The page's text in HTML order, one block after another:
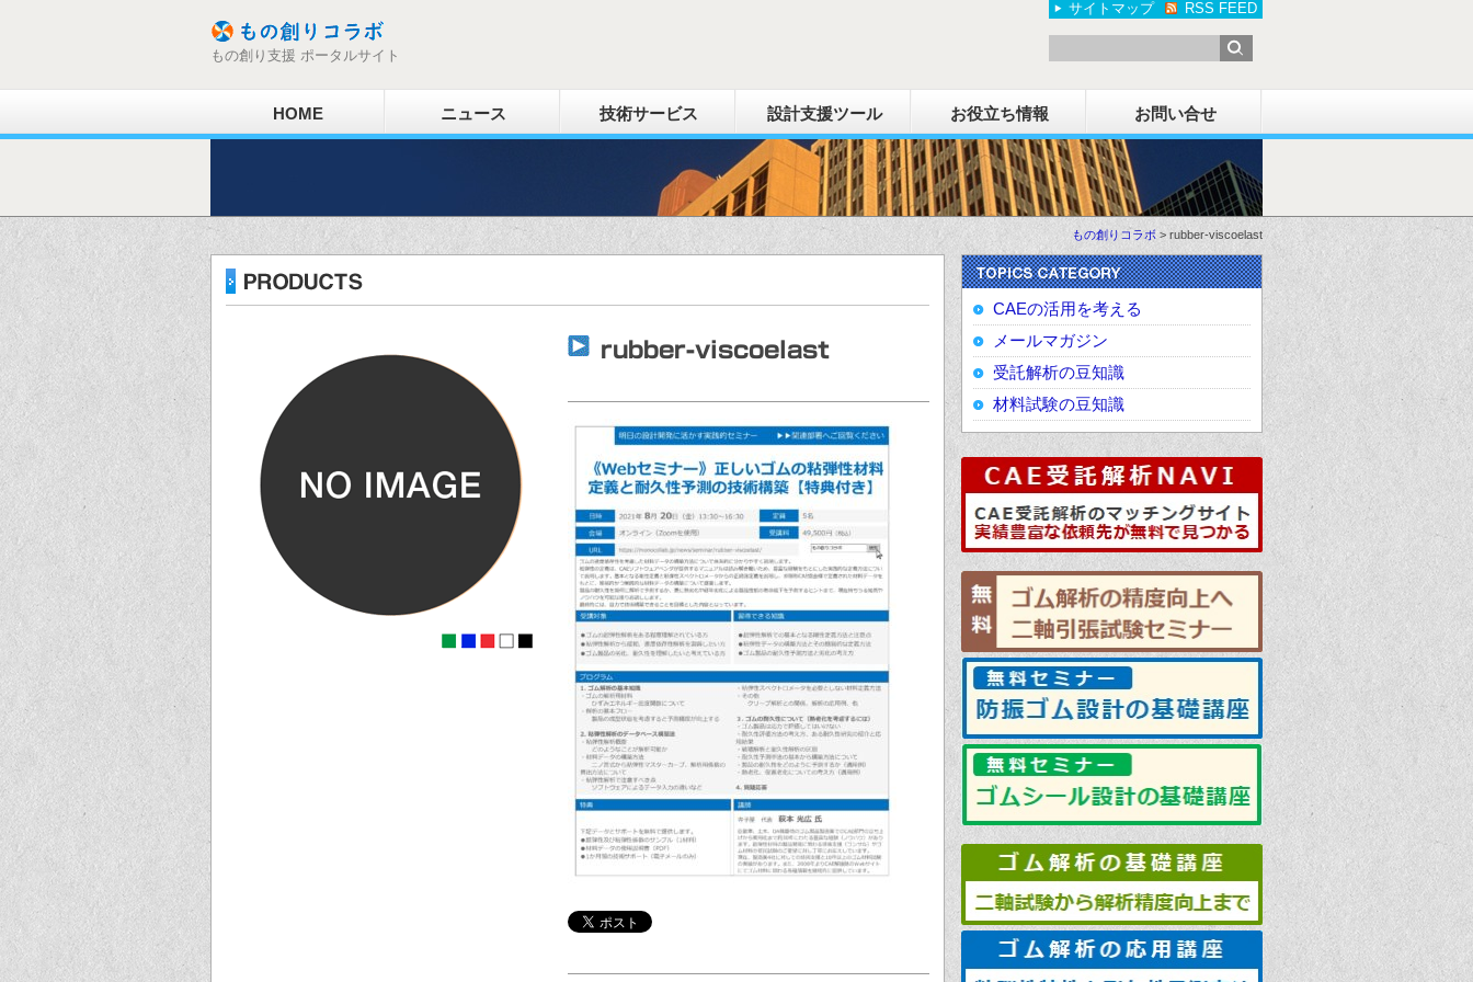
もの創り支援 ポータルサイト
サイトマップ RSS FEED
HOME ニュース 技術サービス 設計支援ツール お役立ち情報 お問い合せ
もの創りコラボ> rubber-viscoelast
rubber-viscoelast
CAEの活用を考える
メールマガジン
受託解析の豆知識
材料試験の豆知識